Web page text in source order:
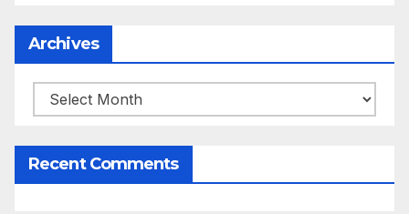
Archives
Archives
Recent Comments